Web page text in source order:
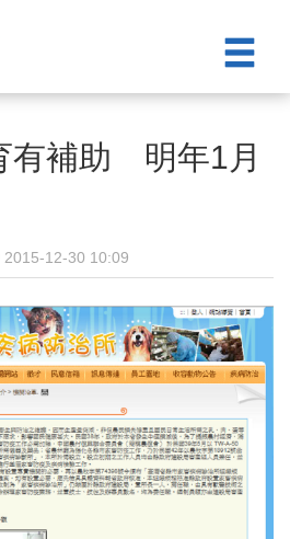
有補助 明年1月
2015-12-30 10:09